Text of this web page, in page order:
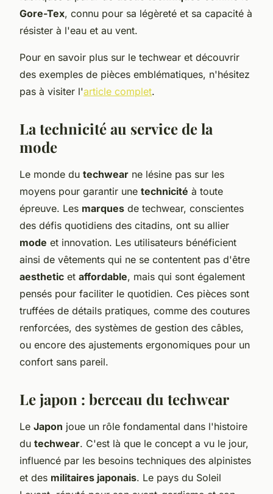
Gore-Tex, connu pour sa légèreté et sa capacité à
résister à l'eau et au vent.
Pour en savoir plus sur le techwear et découvrir
des exemples de pièces emblématiques, n'hésitez
pas à visiter l'article complet.
La technicité au service de la
mode
Le monde du techwear ne lésine pas sur les
moyens pour garantir une technicité à toute
épreuve. Les marques de techwear, conscientes
des défis quotidiens des citadins, ont su allier
mode et innovation. Les utilisateurs bénéficient
ainsi de vêtements qui ne se contentent pas d'être
aesthetic et affordable, mais qui sont également
pensés pour faciliter le quotidien. Ces pièces sont
truffées de détails pratiques, comme des coutures
renforcées, des systèmes de gestion des câbles,
ou encore des ajustements ergonomiques pour un
confort sans pareil.
Le japon : berceau du techwear
Le Japon joue un rôle fondamental dans l'histoire
du techwear. C'est là que le concept a vu le jour,
influencé par les besoins techniques des alpinistes
et des militaires japonais. Le pays du Soleil